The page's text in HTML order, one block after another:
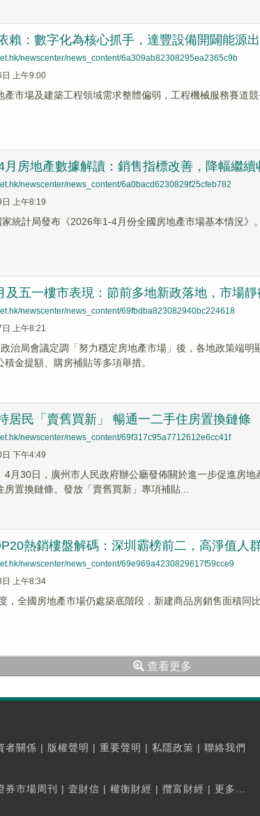
賴：數字化為核心抓手，達豐設備開闢能源
newscenter/news_content/6a309ab82308295ea2365c9b
上午9:00
產市場及建築工程領域需求整體偏弱，工程機械服務賽道
月房地產數據解讀：銷售指標改善，降幅繼續
newscenter/news_content/6a0bacd6230829f25cfeb782
上午8:19
統計局發布《2026年1-4月份全國房地產市場基本情況》。
及五一樓市表現：節前多地新政落地，市場
newscenter/news_content/69fbdba823082940bc224618
上午8:21
治局會議定調「努力穩定房地產市場」後，各地政策端
積金提額、購房補貼等多項舉措。
居民「賣舊買新」 暢通一二手住房置換鏈條
newscenter/news_content/69f317c95a7712612e6cc41f
下午4:49
4月30日，廣州市人民政府辦公廳發佈關於進一步促進房
房置換鏈條。發放「賣舊買新」專項補貼...
熱銷樓盤解碼：深圳霸榜前二，高淨值人
newscenter/news_content/69e969a4230829617f59cce9
上午8:34
，全國房地產市場仍處築底階段，新建商品房銷售面積
查看更多
者關係 | 版權聲明 | 重要聲明 | 私隱政策 | 聯絡我們
券市場周刊 | 壹財信 | 權衡財經 | 攬富財經 | 更多...